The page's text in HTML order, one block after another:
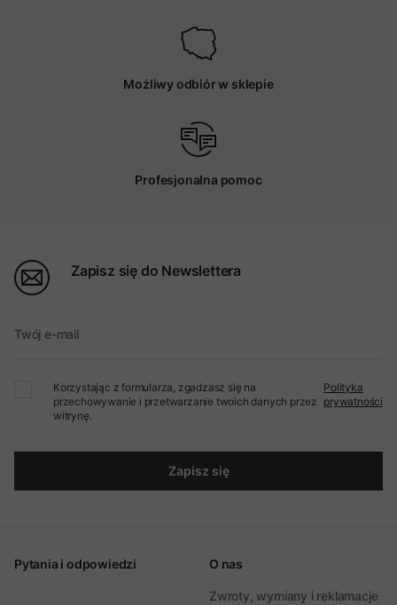
Możliwy odbiór w sklepie
Profesjonalna pomoc
Zapisz się do Newslettera
Twój e-mail
Korzystając z formularza, zgadzasz się na
przechowywanie i przetwarzanie twoich danych przez
witrynę.
Polityka
prywatności
Zapisz się
Pytania i odpowiedzi O nas
Zwroty, wymiany i reklamacje